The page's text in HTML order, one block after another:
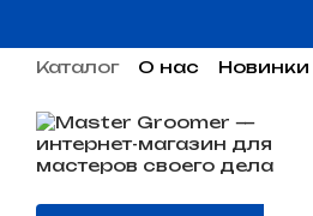
Каталог О нас Новинки